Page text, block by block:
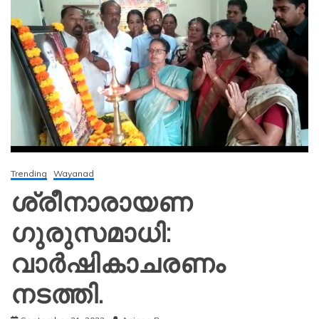
Trending Wayanad
ശ്രീനാരായണ
ഗുരുസമാധി:
വാർഷികാചരണം
നടത്തി.